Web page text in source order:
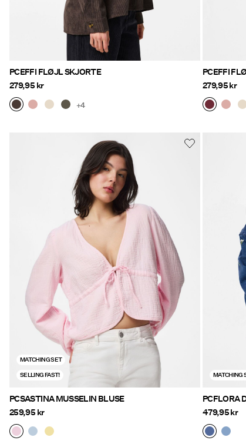
PCEFFI FLØJL SKJORTE
279,95 kr
+4
PCEFFI
279,95 kr
MATCHING SET
SELLING FAST!
PCSASTINA MUSSELIN BLUSE
259,95 kr
MATCHING
PCFLORA
479,95 kr